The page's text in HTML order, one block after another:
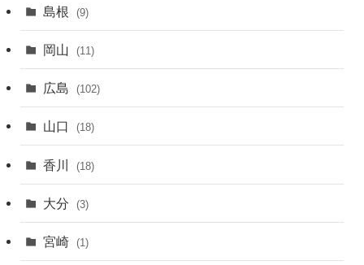
島根 (9)
岡山 (11)
広島 (102)
山口 (18)
香川 (18)
大分 (3)
宮崎 (1)